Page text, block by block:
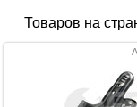
Товаров на